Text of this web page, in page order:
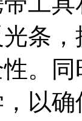
条
。
以